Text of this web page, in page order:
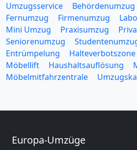
Umzugsservice Behördenumzug
Fernumzug
Firmenumzug
Mini Umzug
Praxisumzug
Seniorenumzug
Entrümpelung
Halteverbotszone
Möbellift
Haushaltsauflösung
Möbelmitfahrzentrale
Europa-Umzüge